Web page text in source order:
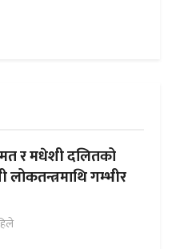
र मधेशी दलितको
लोकतन्त्रमाथि गम्भीर